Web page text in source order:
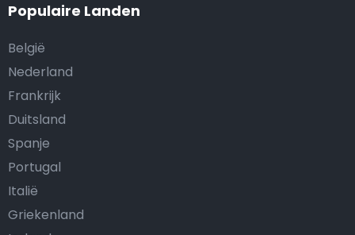
Populaire Landen
België
Nederland
Frankrijk
Duitsland
Spanje
Portugal
Italië
Griekenland